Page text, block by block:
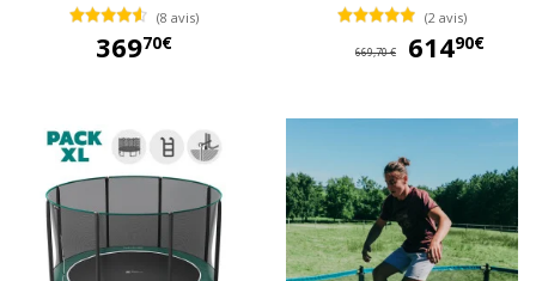
(8 avis)
36970€
(2 avis)
669,70 € 61490€